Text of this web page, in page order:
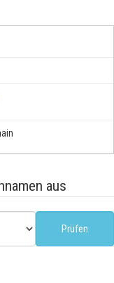
aus